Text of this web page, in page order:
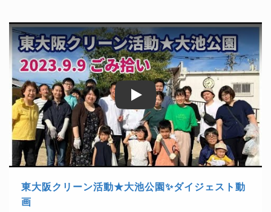
東大阪クリーン活動★大池公園✨ダイジェスト動
画